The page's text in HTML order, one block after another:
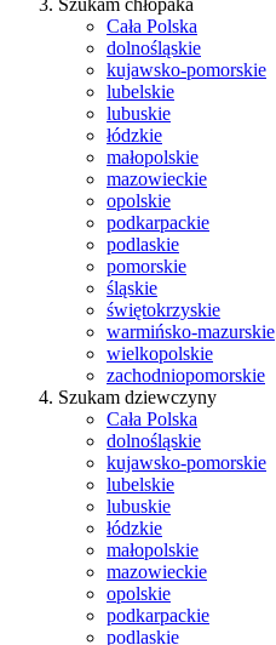
Szukam chłopaka
Cała Polska
dolnośląskie
kujawsko-pomorskie
lubelskie
lubuskie
łódzkie
małopolskie
mazowieckie
opolskie
podkarpackie
podlaskie
pomorskie
śląskie
świętokrzyskie
warmińsko-mazurskie
wielkopolskie
zachodniopomorskie
Szukam dziewczyny
Cała Polska
dolnośląskie
kujawsko-pomorskie
lubelskie
lubuskie
łódzkie
małopolskie
mazowieckie
opolskie
podkarpackie
podlaskie